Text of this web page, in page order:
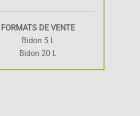
FORMATS DE VENTE
Bidon 5 L
Bidon 20 L